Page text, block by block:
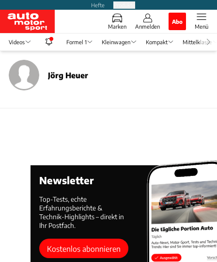
Hefte
Marken Anmelden
Abo
Menü
Videos Formel 1 Kleinwagen Kompakt Mittelklasse
Jörg Heuer
Newsletter
Top-Tests, echte
Erfahrungsberichte &
Technik-Highlights – direkt in
Ihr Postfach.
Kostenlos abonnieren